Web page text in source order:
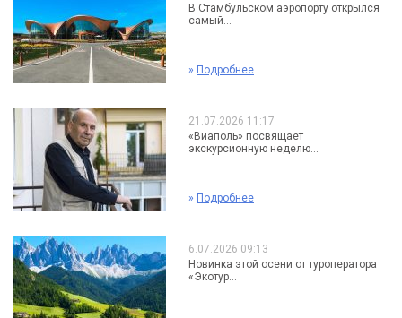
В Стамбульском аэропорту открылся
самый...
» Подробнее
21.07.2026 11:17
«Виаполь» посвящает
экскурсионную неделю...
» Подробнее
6.07.2026 09:13
Новинка этой осени от туроператора
«Экотур...